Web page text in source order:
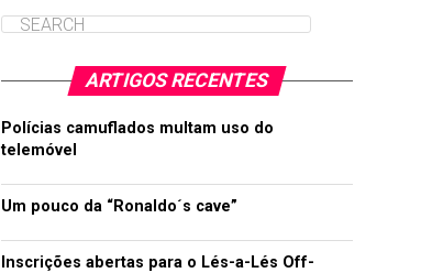
ARTIGOS RECENTES
Polícias camuflados multam uso do
telemóvel
Um pouco da “Ronaldo´s cave”
Inscrições abertas para o Lés-a-Lés Off-